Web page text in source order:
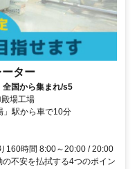
ター
全国から集まれ/s5
場工場
」駅から車で10分
160時間 8:00～20:00 / 20:00
不安を払拭する4つのポイン